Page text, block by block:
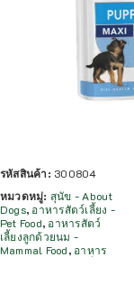
รหัสสินค้า: 300804
หมวดหมู่: สุนัข - About
Dogs, อาหารสัตว์เลี้ยง -
Pet Food, อาหารสัตว์
เลี้ยงลูกด้วยนม -
Mammal Food, อาหาร